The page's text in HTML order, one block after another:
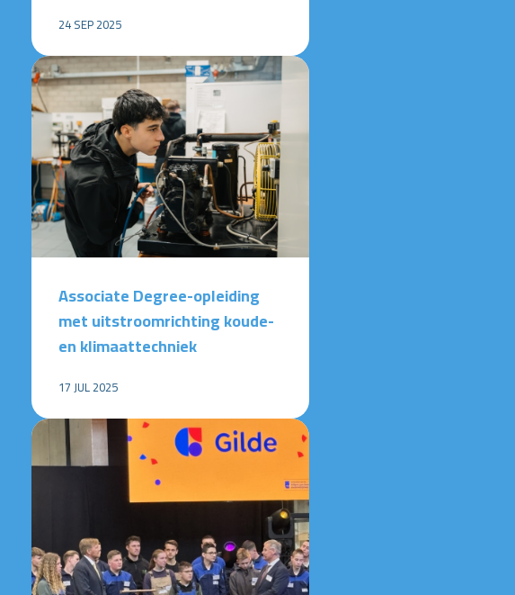
24 SEP 2025
Associate Degree-opleiding
met uitstroomrichting koude-
en klimaattechniek
17 JUL 2025